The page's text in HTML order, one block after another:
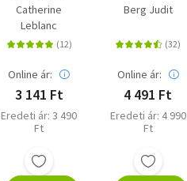
Catherine
Leblanc
Online ár:
3 141 Ft
Eredeti ár: 3 490
Ft
Berg Judit
Online ár:
4 491 Ft
Eredeti ár: 4 990
Ft